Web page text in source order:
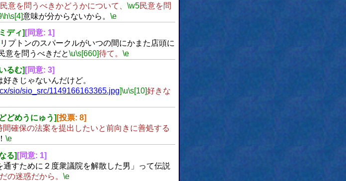
意を問うべきかどうかについて、 \w5民意を問
\h\s[4]意味が分からないから。 \e
ディ] [同意: 1]
リプトンのスパークルがいつの間にかまた店頭に
意を問うべきだと\u\s[660]待て。 \e
るむ] [同意: 3]
きじゃないんだけど。
sio/sio_src/1149166163365.jpg]\u\s[10]好きな
どめうにゅう] [投票: 8]
間確保の法案を提出したいと前向きに善処する
\e
る] [同意: 1]
通すために２度衆議院を解散した男」って伝説
の迷惑だから。 \e